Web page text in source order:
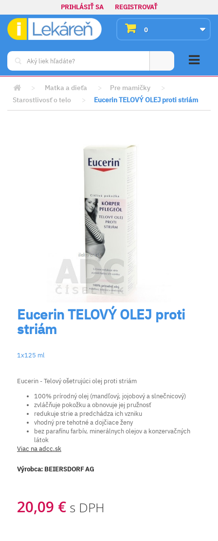
PRIHLÁSIŤ SA REGISTROVAŤ
0
> Matka a dieťa > Pre mamičky
>
Starostlivosť o telo
> Eucerin TELOVÝ OLEJ proti striám
Eucerin TELOVÝ OLEJ proti
striám
1x125 ml
Eucerin - Telový ošetrujúci olej proti striám
100% prírodný olej (mandľový, jojobový a slnečnicový)
zvláčňuje pokožku a obnovuje jej pružnosť
redukuje strie a predchádza ich vzniku
vhodný pre tehotné a dojčiace ženy
bez parafínu farbív, minerálnych olejov a konzervačných
látok
Viac na adcc.sk
Výrobca: BEIERSDORF AG
20,09 € s DPH